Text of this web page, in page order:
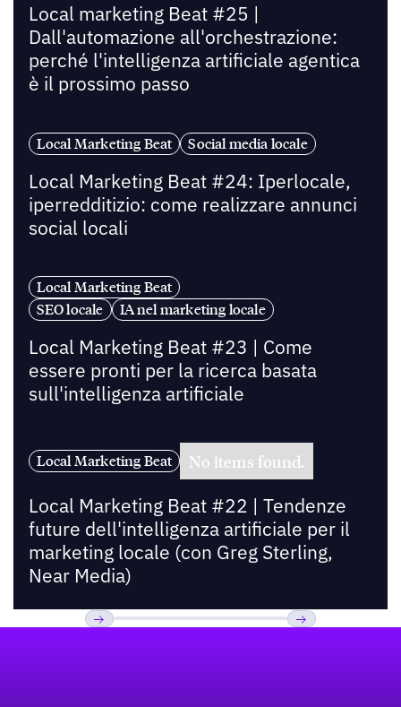
Local marketing Beat #25 |
Dall'automazione all'orchestrazione:
perché l'intelligenza artificiale agentica
è il prossimo passo
Local Marketing Beat Social media locale
Local Marketing Beat #24: Iperlocale,
iperredditizio: come realizzare annunci
social locali
Local Marketing Beat
SEO locale
IA nel marketing locale
Local Marketing Beat #23 | Come
essere pronti per la ricerca basata
sull'intelligenza artificiale
Local Marketing Beat No items found.
Local Marketing Beat #22 | Tendenze
future dell'intelligenza artificiale per il
marketing locale (con Greg Sterling,
Near Media)